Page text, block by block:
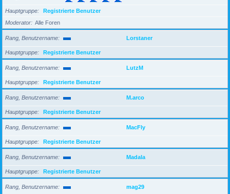
Hauptgruppe
Registrierte Benutzer
Moderator
Alle Foren
Rang, Benutzername Lorstaner
Hauptgruppe Registrierte Benutzer
Rang, Benutzername LutzM
Hauptgruppe Registrierte Benutzer
Rang, Benutzername M.arco
Hauptgruppe Registrierte Benutzer
Rang, Benutzername MacFly
Hauptgruppe Registrierte Benutzer
Rang, Benutzername Madala
Hauptgruppe Registrierte Benutzer
Rang, Benutzername mag29